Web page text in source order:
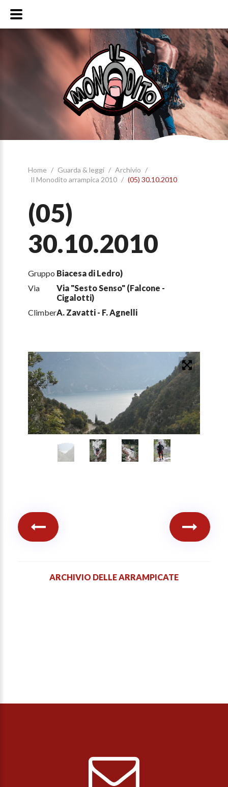
Home / Guarda & leggi / Archivio /
Il Monodito arrampica 2010 / (05) 30.10.2010
(05)
30.10.2010
Gruppo Biacesa di Ledro)
Via
Via "Sesto Senso" (Falcone -
Cigalotti)
ClimberA. Zavatti - F. Agnelli
ARCHIVIO DELLE ARRAMPICATE